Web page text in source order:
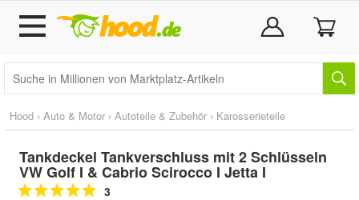
Hood › Auto & Motor › Autoteile & Zubehör › Karosserieteile
Tankdeckel Tankverschluss mit 2 Schlüsseln
VW Golf I & Cabrio Scirocco I Jetta I
3